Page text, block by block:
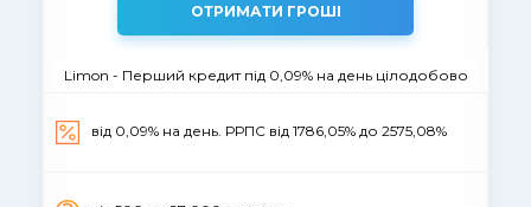
ОТРИМАТИ ГРОШІ
Limon - Перший кредит під 0,09% на день цілодобово
від 0,09% на день. РРПС вiд 1786,05% до 2575,08%